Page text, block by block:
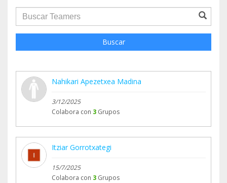
groupProfile.searchForm.search.text???
Buscar
Nahikari Apezetxea Madina
3/12/2025
Colabora con 3 Grupos
Itziar Gorrotxategi
15/7/2025
Colabora con 3 Grupos